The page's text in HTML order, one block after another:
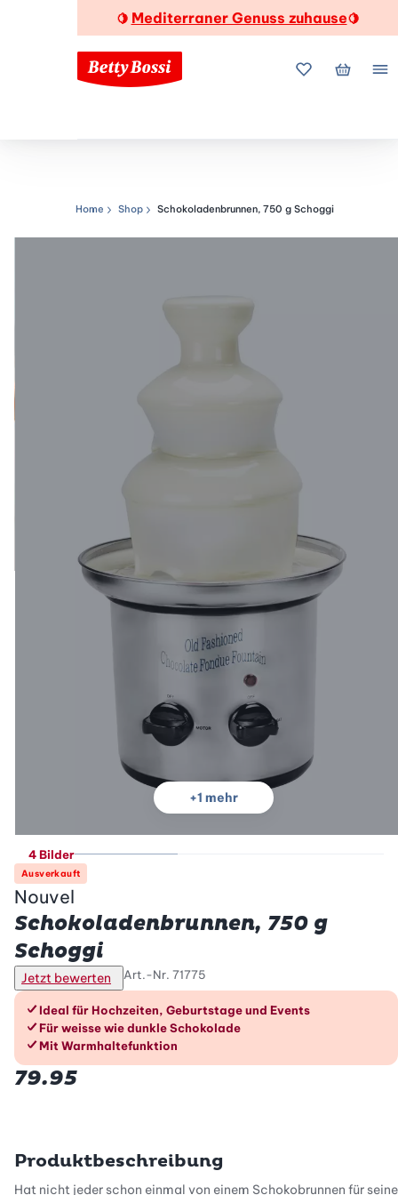
🍋 Mediterraner Genuss zuhause🍋
MeineMein
Navigationspfad
Home Shop Schokoladenbrunnen, 750 g Schoggi
+1 mehr
4 Bilder
Ausverkauft
Nouvel
Schokoladenbrunnen, 750 g
Schoggi
Jetzt bewerten Art.-Nr. 71775
Die Vorteile im Überblick
Ideal für Hochzeiten, Geburtstage und Events
Für weisse wie dunkle Schokolade
Mit Warmhaltefunktion
79.95
Produktbeschreibung
Hat nicht jeder schon einmal von einem Schokobrunnen für seine